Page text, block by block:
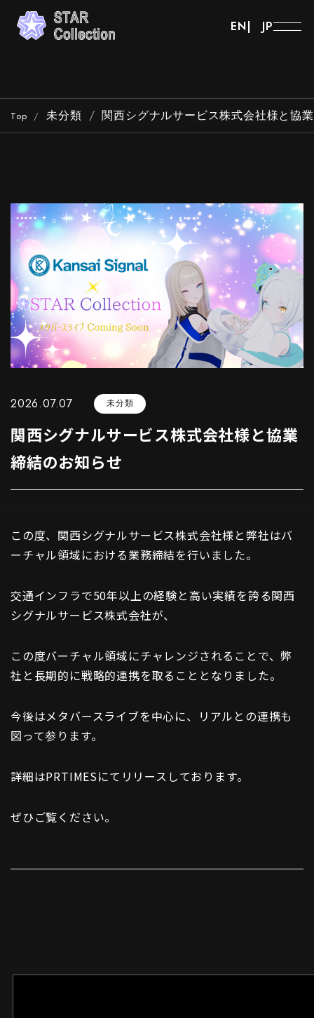
EN JP
Top 未分類 関西シグナルサービス株式会社様と協
2026.07.07 未分類
関西シグナルサービス株式会社様と協業
締結のお知らせ
この度、関西シグナルサービス株式会社様と弊社はバ
ーチャル領域における業務締結を行いました。
交通インフラで50年以上の経験と高い実績を誇る関西
シグナルサービス株式会社が、
この度バーチャル領域にチャレンジされることで、弊
社と長期的に戦略的連携を取ることとなりました。
今後はメタバースライブを中心に、リアルとの連携も
図って参ります。
詳細はPRTIMESにて リリース しております。
ぜひご覧ください。